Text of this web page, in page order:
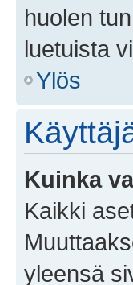
huolen
luetuista
Ylös
Kuinka
Kaikki
yleensä